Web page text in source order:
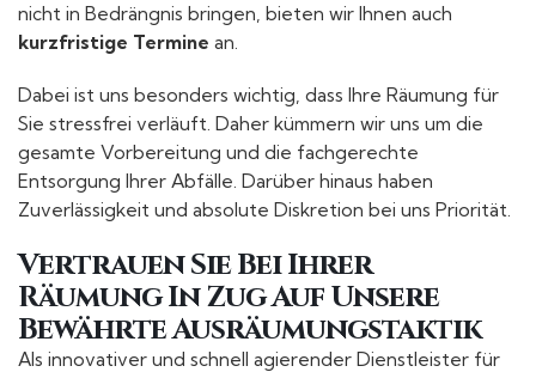
nicht in Bedrängnis bringen, bieten wir Ihnen auch
kurzfristige Termine an.
Dabei ist uns besonders wichtig, dass Ihre Räumung für
Sie stressfrei verläuft. Daher kümmern wir uns um die
gesamte Vorbereitung und die fachgerechte
Entsorgung Ihrer Abfälle. Darüber hinaus haben
Zuverlässigkeit und absolute Diskretion bei uns Priorität.
Vertrauen Sie Bei Ihrer
Räumung In Zug Auf Unsere
Bewährte Ausräumungstaktik
Als innovativer und schnell agierender Dienstleister für